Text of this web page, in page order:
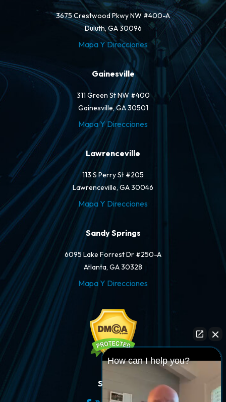
3675 Crestwood Pkwy NW #400-A
Duluth, GA 30096
Mapa Y Direcciones
Gainesville
311 Green St NW #400
Gainesville, GA 30501
Mapa Y Direcciones
Lawrenceville
113 S Perry St #205
Lawrenceville, GA 30046
Mapa Y Direcciones
Sandy Springs
6095 Lake Forrest Dr #250-A
Atlanta, GA 30328
Mapa Y Direcciones
Síganos
How can I help you?